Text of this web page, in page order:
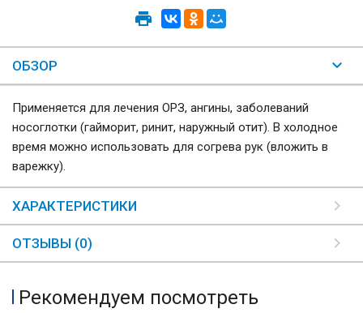
ОБЗОР
Применяется для лечения ОРЗ, ангины, заболеваний
носоглотки (гайморит, ринит, наружный отит). В холодное
время можно использовать для согрева рук (вложить в
варежку).
ХАРАКТЕРИСТИКИ
ОТЗЫВЫ (0)
Рекомендуем посмотреть